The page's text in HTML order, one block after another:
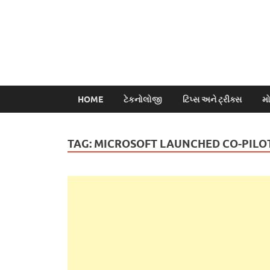
HOME ટેકનોલોજી ટિપ્સ અને ટ્રીક્સ
TAG: MICROSOFT LAUNCHED CO-